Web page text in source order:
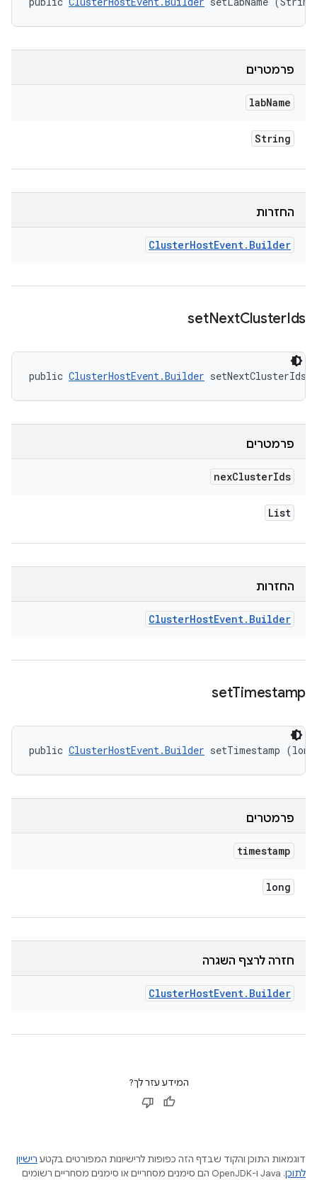
פרמטרים
labName
String
החזרות
ClusterHostEvent. Builder
setNextClusterIds
public ClusterHostEvent.Builder setNextClusterIds
פרמטרים
nexClusterIds
List
החזרות
ClusterHostEvent. Builder
setTimestamp
public ClusterHostEvent.Builder setTimestamp
פרמטרים
timestamp
long
חזרה לרצף השגרה
ClusterHostEvent. Builder
המידע עזר לך?
דוגמאות התוכן והקוד שבדף הזה כפופות לרישיונות המפורטים בקטע רישיון
לתוכן
.‏ Java ו-OpenJDK הם סימנים מסחריים או סימנים מסחריים רשומים